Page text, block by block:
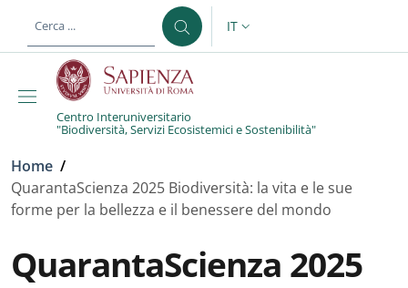
al contenuto principale
SELETTORE LINGUA:
IT
Centro Interuniversitario
"Biodiversità, Servizi Ecosistemici e Sostenibilità"
Briciole di pane
Home /
QuarantaScienza 2025 Biodiversità: la vita e le sue
forme per la bellezza e il benessere del mondo
QuarantaScienza 2025